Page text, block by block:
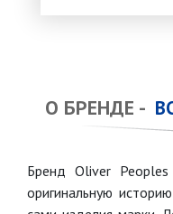
О БРЕНДЕ -
Бренд Oliver
оригинальную